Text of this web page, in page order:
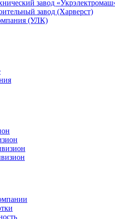
завод
завод (Харверст)
(УЛК)